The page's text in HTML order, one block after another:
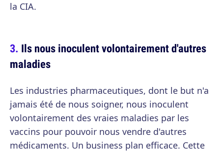
la CIA.
Ils nous inoculent volontairement d'autres
maladies
Les industries pharmaceutiques, dont le but n'a
jamais été de nous soigner, nous inoculent
volontairement des vraies maladies par les
vaccins pour pouvoir nous vendre d'autres
médicaments. Un business plan efficace. Cette